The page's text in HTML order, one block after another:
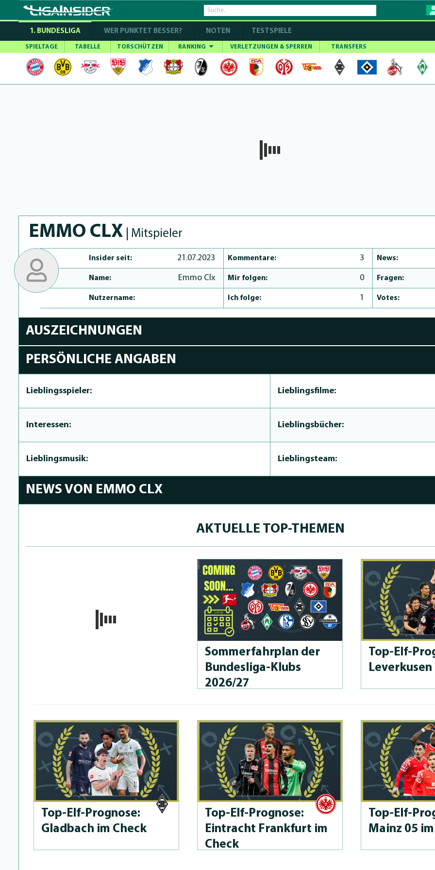
1. BUNDESLIGA WER PUNKTET BESSER? NOTEN TESTSPIELE
SPIELTAGE TABELLE TORSCHÜTZEN RANKING VERLETZUNGEN & SPERREN TRANSFERS
EMMO CLX | Mitspieler
Insider seit: 21.07.2023 Kommentare: 3 News:
Name: Emmo Clx Mir folgen: 0 Fragen:
Nutzername: Ich folge: 1 Votes:
AUSZEICHNUNGEN
PERSÖNLICHE ANGABEN
Lieblingsspieler: Lieblingsfilme:
Interessen: Lieblingsbücher:
Lieblingsmusik: Lieblingsteam:
NEWS VON EMMO CLX
AKTUELLE TOP-THEMEN
Som­merfahrplan der
Bun­des­li­ga-Klubs
2026/27
Top-Elf-
Top-Elf-Prog­no­se:
Gladbach im Check
Top-Elf-Prog­no­se:
Eintracht Frankfurt im
Check
Top-Elf-
Mainz 05